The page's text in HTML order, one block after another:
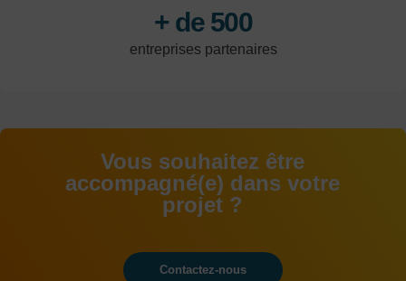
+ de 500
entreprises partenaires
Vous souhaitez être
accompagné(e) dans votre
projet ?
Contactez-nous